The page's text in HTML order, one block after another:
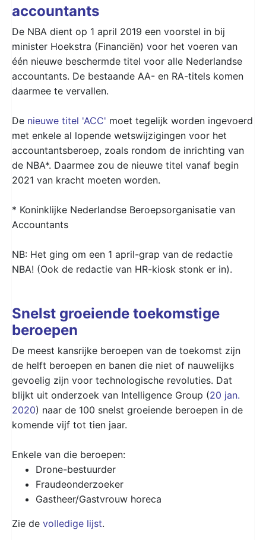
accountants
De NBA dient op 1 april 2019 een voorstel in bij
minister Hoekstra (Financiën) voor het voeren van
één nieuwe beschermde titel voor alle Nederlandse
accountants. De bestaande AA- en RA-titels komen
daarmee te vervallen.
De nieuwe titel 'ACC' moet tegelijk worden ingevoerd
met enkele al lopende wetswijzigingen voor het
accountantsberoep, zoals rondom de inrichting van
de NBA*. Daarmee zou de nieuwe titel vanaf begin
2021 van kracht moeten worden.
* Koninklijke Nederlandse Beroepsorganisatie van
Accountants
NB: Het ging om een 1 april-grap van de redactie
NBA! (Ook de redactie van HR-kiosk stonk er in).
Snelst groeiende toekomstige
beroepen
De meest kansrijke beroepen van de toekomst zijn
de helft beroepen en banen die niet of nauwelijks
gevoelig zijn voor technologische revoluties. Dat
blijkt uit onderzoek van Intelligence Group (20 jan.
2020) naar de 100 snelst groeiende beroepen in de
komende vijf tot tien jaar.
Enkele van die beroepen:
Drone-bestuurder
Fraudeonderzoeker
Gastheer/Gastvrouw horeca
Zie de volledige lijst.